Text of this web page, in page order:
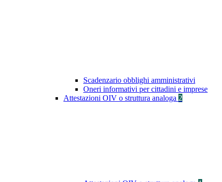
Scadenzario obblighi amministrativi
Oneri informativi per cittadini e imprese
Attestazioni OIV o struttura analoga 2